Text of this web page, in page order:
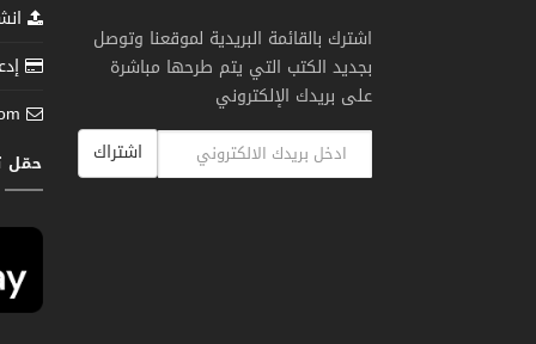
اشترك بالقائمة البريدية لموقعنا وتوصل
بجديد الكتب التي يتم طرحها مباشرة
على بريدك الإلكتروني
اشتراك
حمّل